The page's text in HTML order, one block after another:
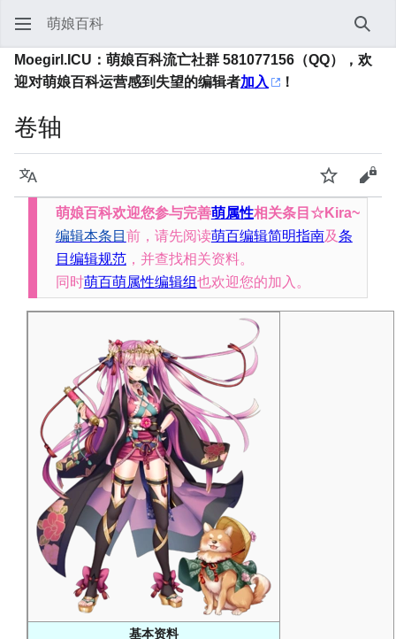
萌娘百科
搜索
Moegirl.ICU：萌娘百科流亡社群 581077156（QQ），欢
迎对萌娘百科运营感到失望的编辑者加入 ！
卷轴
语言 监视
查
萌娘百科欢迎您参与完善萌属性相关条目☆Kira~
编辑本条目 前，请先阅读萌百编辑简明指南及条
目编辑规范，并查找相关资料。
同时萌百萌属性编辑组也欢迎您的加入。
基本资料